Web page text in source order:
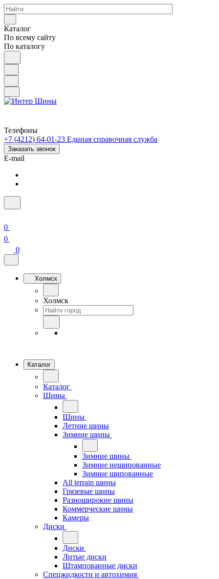
Каталог
По всему сайту
По каталогу
Телефоны
+7 (4212) 64-01-23 Единая справочная служба
Заказать звонок
E-mail
0
0
0
Холмск
Холмск
Каталог
Каталог
Шины
Шины
Летние шины
Зимние шины
Зимние шины
Зимние нешипованные
Зимние шипованные
All terrain шины
Грязевые шины
Разноширокие шины
Коммерческие шины
Камеры
Диски
Диски
Литые диски
Штампованные диски
Спецжидкости и автохимия